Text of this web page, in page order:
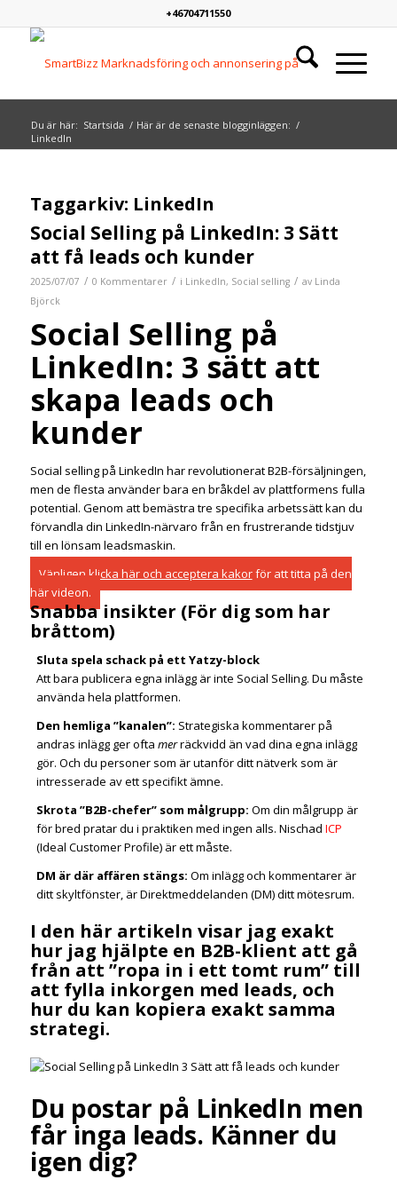
+46704711550
Du är här: Startsida / Här är de senaste blogginläggen: /
LinkedIn
Taggarkiv: LinkedIn
Social Selling på LinkedIn: 3 Sätt
att få leads och kunder
2025/07/07 / 0 Kommentarer / i LinkedIn, Social selling / av Linda
Björck
Social Selling på
LinkedIn: 3 sätt att
skapa leads och
kunder
Social selling på LinkedIn har revolutionerat B2B-försäljningen,
men de flesta använder bara en bråkdel av plattformens fulla
potential. Genom att bemästra tre specifika arbetssätt kan du
förvandla din LinkedIn-närvaro från en frustrerande tidstjuv
till en lönsam leadsmaskin.
Vänligen klicka här och acceptera kakorför att titta på den
här videon.
Snabba insikter (För dig som har
bråttom)
Sluta spela schack på ett Yatzy-block
Att bara publicera egna inlägg är inte Social Selling. Du måste
använda hela plattformen.
Den hemliga ”kanalen”: Strategiska kommentarer på
andras inlägg ger ofta merräckvidd än vad dina egna inlägg
gör. Och du personer som är utanför ditt nätverk som är
intresserade av ett specifikt ämne.
Skrota ”B2B-chefer” som målgrupp: Om din målgrupp är
för bred pratar du i praktiken med ingen alls. Nischad ICP
(Ideal Customer Profile) är ett måste.
DM är där affären stängs: Om inlägg och kommentarer är
ditt skyltfönster, är Direktmeddelanden (DM) ditt mötesrum.
I den här artikeln visar jag exakt
hur jag hjälpte en B2B-klient att gå
från att ”ropa in i ett tomt rum” till
att fylla inkorgen med leads, och
hur du kan kopiera exakt samma
strategi.
Du postar på LinkedIn men
får inga leads. Känner du
igen dig?